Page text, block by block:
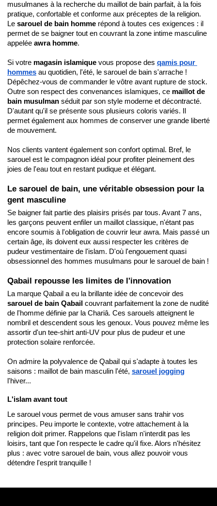
musulmanes à la recherche du maillot de bain parfait, à la fois
pratique, confortable et conforme aux préceptes de la religion.
Le sarouel de bain homme répond à toutes ces exigences : il
permet de se baigner tout en couvrant la zone intime masculine
appelée awra homme.
Si votre magasin islamique vous propose des qamis pour
hommes au quotidien, l'été, le sarouel de bain s'arrache !
Dépêchez-vous de commander le vôtre avant rupture de stock.
Outre son respect des convenances islamiques, ce maillot de
bain musulman séduit par son style moderne et décontracté.
D'autant qu'il se présente sous plusieurs coloris variés. Il
permet également aux hommes de conserver une grande liberté
de mouvement.
Nos clients vantent également son confort optimal. Bref, le
sarouel est le compagnon idéal pour profiter pleinement des
joies de l'eau tout en restant pudique et élégant.
Le sarouel de bain, une véritable obsession pour la
gent masculine
Se baigner fait partie des plaisirs prisés par tous. Avant 7 ans,
les garçons peuvent enfiler un maillot classique, n'étant pas
encore soumis à l'obligation de couvrir leur awra. Mais passé un
certain âge, ils doivent eux aussi respecter les critères de
pudeur vestimentaire de l'islam. D'où l'engouement quasi
obsessionnel des hommes musulmans pour le sarouel de bain !
Qabail repousse les limites de l'innovation
sarouel de bain Qabail couvrant parfaitement la zone de nudité
de l'homme définie par la Chariâ. Ces sarouels atteignent le
nombril et descendent sous les genoux. Vous pouvez même les
assortir d'un tee-shirt anti-UV pour plus de pudeur et une
protection solaire renforcée.
On admire la polyvalence de Qabail qui s'adapte à toutes les
saisons : maillot de bain masculin l'été, sarouel jogging
l'hiver...
L'islam avant tout
Le sarouel vous permet de vous amuser sans trahir vos
principes. Peu importe le contexte, votre attachement à la
religion doit primer. Rappelons que l'islam n'interdit pas les
loisirs, tant que l'on respecte le cadre qu'il fixe. Alors n'hésitez
plus : avec votre sarouel de bain, vous allez pouvoir vous
détendre l'esprit tranquille !